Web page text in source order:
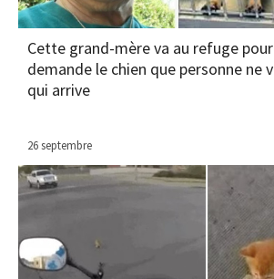
Cette grand-mère va au refuge
demande le chien que personne ne
qui arrive
26 septembre